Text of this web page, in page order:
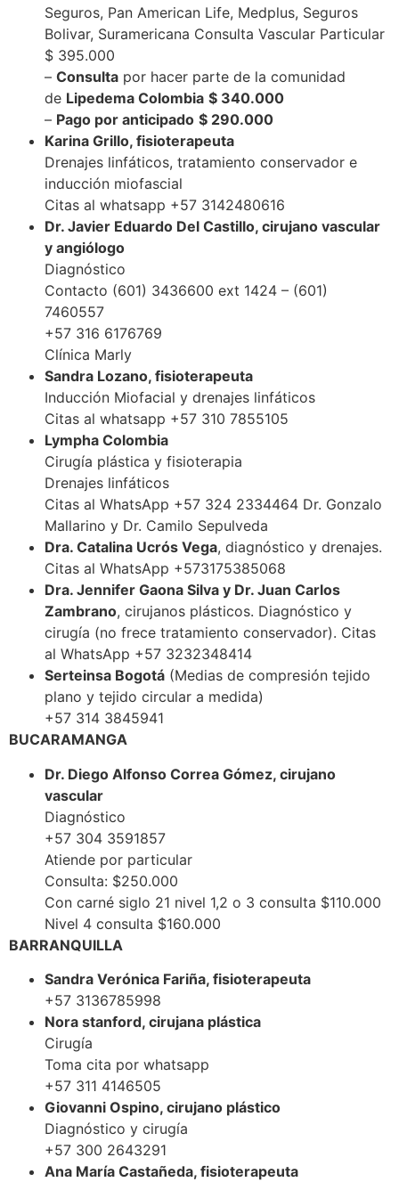
Seguros, Pan American Life, Medplus, Seguros
Bolivar, Suramericana Consulta Vascular Particular
$ 395.000
– Consulta por hacer parte de la comunidad
de Lipedema Colombia $ 340.000
– Pago por anticipado $ 290.000
Karina Grillo, fisioterapeuta
Drenajes linfáticos, tratamiento conservador e
inducción miofascial
Citas al whatsapp +57 3142480616
Dr. Javier Eduardo Del Castillo, cirujano vascular
y angiólogo
Diagnóstico
Contacto (601) 3436600 ext 1424 – (601)
7460557
+57 316 6176769
Clínica Marly
Sandra Lozano, fisioterapeuta
Inducción Miofacial y drenajes linfáticos
Citas al whatsapp +57 310 7855105
Lympha Colombia
Cirugía plástica y fisioterapia
Drenajes linfáticos
Citas al WhatsApp +57 324 2334464 Dr. Gonzalo
Mallarino y Dr. Camilo Sepulveda
Dra. ‪Catalina Ucrós Vega, diagnóstico y drenajes.
Citas al WhatsApp +573175385068
Dra. Jennifer Gaona Silva y Dr. Juan Carlos
Zambrano, cirujanos plásticos. Diagnóstico y
cirugía (no frece tratamiento conservador). Citas
al WhatsApp +57 3232348414
Serteinsa Bogotá (Medias de compresión tejido
plano y tejido circular a medida)
+57 314 3845941
BUCARAMANGA
Dr. Diego Alfonso Correa Gómez, cirujano
vascular
Diagnóstico
+57 304 3591857
Atiende por particular
Consulta: $250.000
Con carné siglo 21 nivel 1,2 o 3 consulta $110.000
Nivel 4 consulta $160.000
BARRANQUILLA
Sandra Verónica Fariña, fisioterapeuta
+57 3136785998
Nora stanford, cirujana plástica
Cirugía
Toma cita por whatsapp
+57 311 4146505
Giovanni Ospino, cirujano plástico
Diagnóstico y cirugía
+57 300 2643291
Ana María Castañeda, fisioterapeuta